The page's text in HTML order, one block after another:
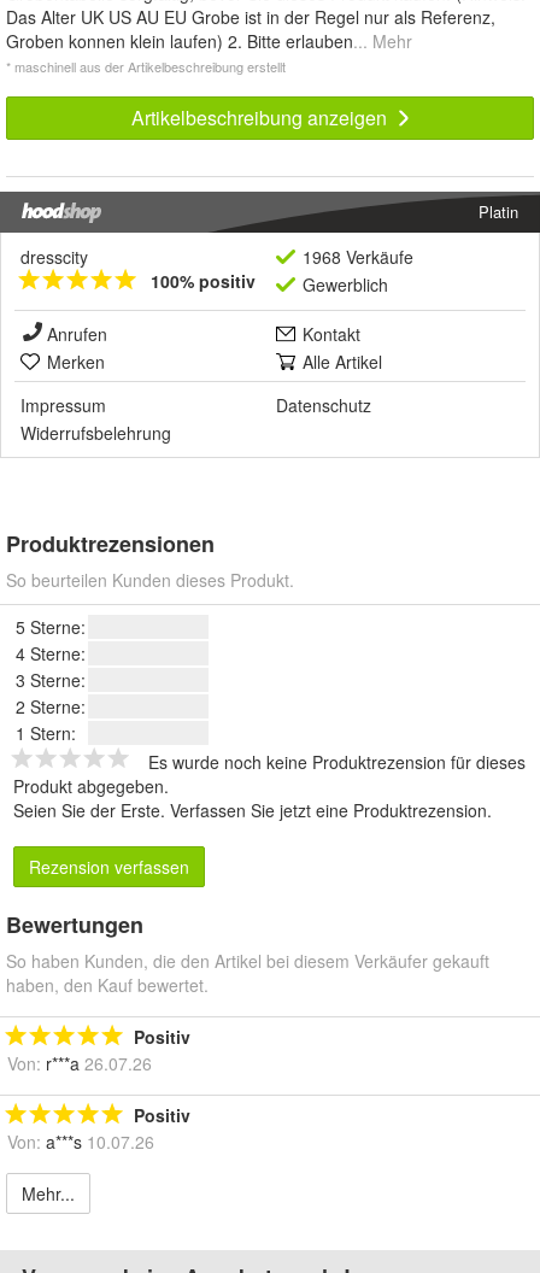
Das Alter UK US AU EU Grobe ist in der Regel nur als Referenz,
Groben konnen klein laufen) 2. Bitte erlauben... Mehr
* maschinell aus der Artikelbeschreibung erstellt
Artikelbeschreibung anzeigen
Platin
dresscity
100% positiv
1968 Verkäufe
Gewerblich
Anrufen
Kontakt
Merken
Alle Artikel
Impressum
Datenschutz
Widerrufsbelehrung
Produktrezensionen
So beurteilen Kunden dieses Produkt.
5 Sterne:
4 Sterne:
3 Sterne:
2 Sterne:
1 Stern:
Es wurde noch keine Produktrezension für dieses
Produkt abgegeben.
Seien Sie der Erste. Verfassen Sie jetzt eine Produktrezension.
Rezension verfassen
Bewertungen
So haben Kunden, die den Artikel bei diesem Verkäufer gekauft
haben, den Kauf bewertet.
Positiv
Von: r***a 26.07.26
Positiv
Von: a***s 10.07.26
Mehr...